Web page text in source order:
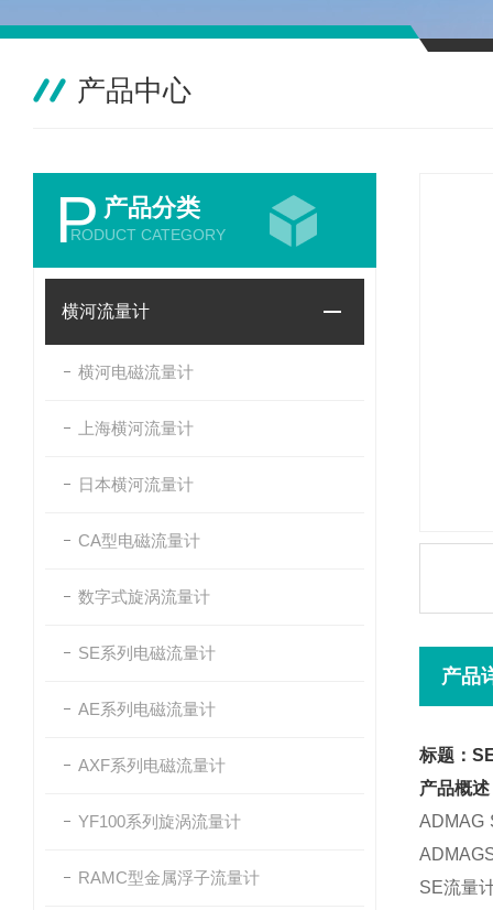
产品中心
P 产品分类
RODUCT CATEGORY
横河流量计
横河电磁流量计
上海横河流量计
日本横河流量计
CA型电磁流量计
数字式旋涡流量计
SE系列电磁流量计
AE系列电磁流量计
AXF系列电磁流量计
YF100系列旋涡流量计
RAMC型金属浮子流量计
产品
标题：
产品概述
ADMAG
SE流量